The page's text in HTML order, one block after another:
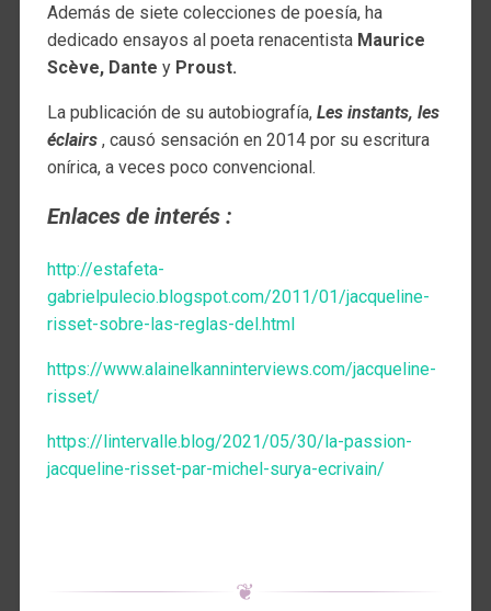
Además de siete colecciones de poesía, ha
dedicado ensayos al poeta renacentista Maurice
Scève, Dante y Proust.
La publicación de su autobiografía, Les instants, les
éclairs, causó sensación en 2014 por su escritura
onírica, a veces poco convencional.
Enlaces de interés :
http://estafeta-
gabrielpulecio.blogspot.com/2011/01/jacqueline-
risset-sobre-las-reglas-del.html
https://www.alainelkanninterviews.com/jacqueline-
risset/
https://lintervalle.blog/2021/05/30/la-passion-
jacqueline-risset-par-michel-surya-ecrivain/
❦